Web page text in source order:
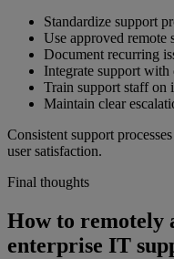
Standardize support
Use approved remote
Document recurring
Integrate support with
Train support staff
Maintain clear
Consistent support
user satisfaction.
Final thoughts
How to remotely
enterprise IT